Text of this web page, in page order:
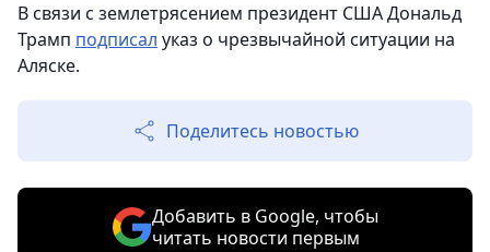
В связи с землетрясением президент США Дональд
Трамп подписал указ о чрезвычайной ситуации на
Аляске.
Поделитесь новостью
Добавить в Google, чтобы
читать новости первым